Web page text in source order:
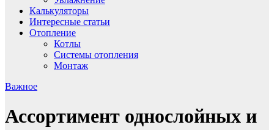
Калькуляторы
Интересные статьи
Отопление
Котлы
Системы отопления
Монтаж
Важное
Ассортимент однослойных и